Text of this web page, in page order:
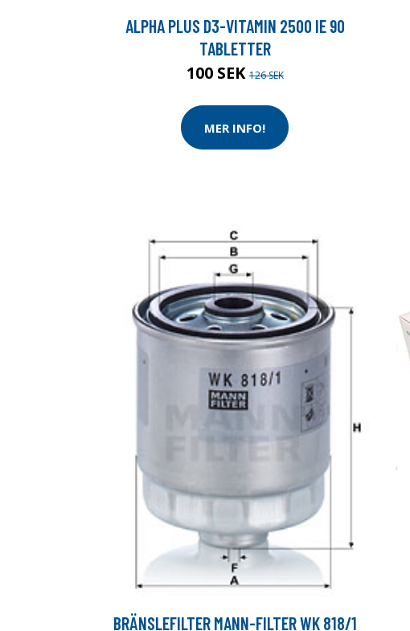
ALPHA PLUS D3-VITAMIN 2500 IE 90
TABLETTER
100 SEK126 SEK
MER INFO!
BRÄNSLEFILTER MANN-FILTER WK 818/1